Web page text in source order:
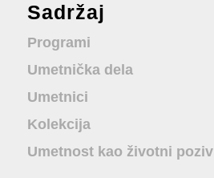
Sadržaj
Programi
Umetnička dela
Umetnici
Kolekcija
Umetnost kao životni poziv